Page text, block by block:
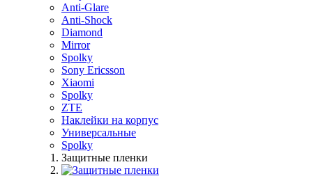
Anti-Glare
Anti-Shock
Diamond
Mirror
Spolky
Sony Ericsson
Xiaomi
Spolky
ZTE
Наклейки на корпус
Универсальные
Spolky
Защитные пленки